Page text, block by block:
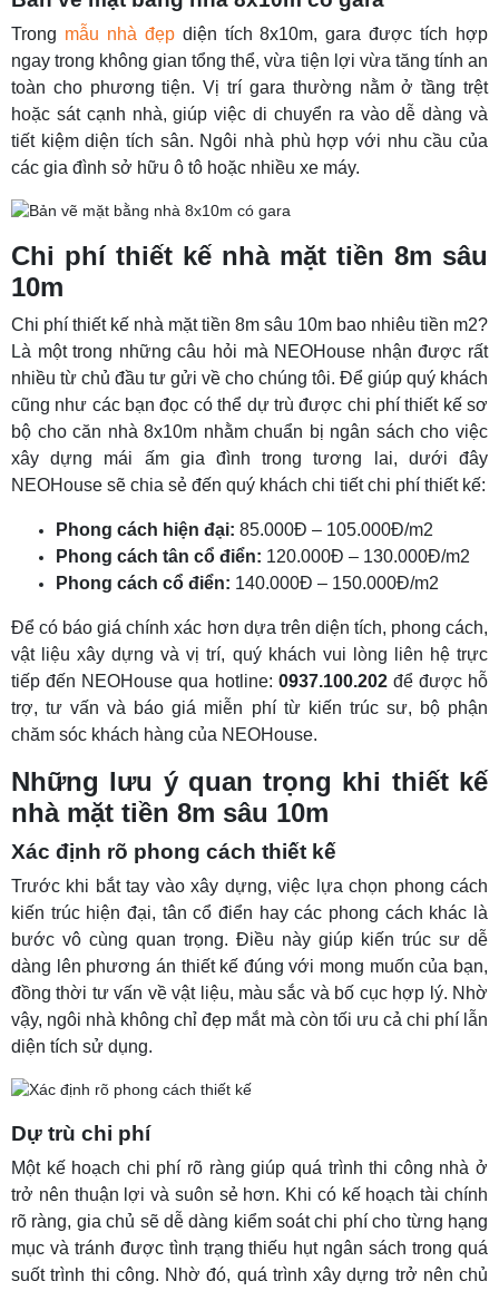
Trong mẫu nhà đẹpdiện tích 8x10m, gara được tích hợp
ngay trong không gian tổng thể, vừa tiện lợi vừa tăng tính an
toàn cho phương tiện. Vị trí gara thường nằm ở tầng trệt
hoặc sát cạnh nhà, giúp việc di chuyển ra vào dễ dàng và
tiết kiệm diện tích sân. Ngôi nhà phù hợp với nhu cầu của
các gia đình sở hữu ô tô hoặc nhiều xe máy.
Chi phí thiết kế nhà mặt tiền 8m sâu
10m
Chi phí thiết kế nhà mặt tiền 8m sâu 10m bao nhiêu tiền m2?
Là một trong những câu hỏi mà NEOHouse nhận được rất
nhiều từ chủ đầu tư gửi về cho chúng tôi. Để giúp quý khách
cũng như các bạn đọc có thể dự trù được chi phí thiết kế sơ
bộ cho căn nhà 8x10m nhằm chuẩn bị ngân sách cho việc
xây dựng mái ấm gia đình trong tương lai, dưới đây
NEOHouse sẽ chia sẻ đến quý khách chi tiết chi phí thiết kế:
Phong cách hiện đại: 85.000Đ – 105.000Đ/m2
Phong cách tân cổ điển: 120.000Đ – 130.000Đ/m2
Phong cách cổ điển: 140.000Đ – 150.000Đ/m2
Để có báo giá chính xác hơn dựa trên diện tích, phong cách,
vật liệu xây dựng và vị trí, quý khách vui lòng liên hệ trực
tiếp đến NEOHouse qua hotline: 0937.100.202để được hỗ
trợ, tư vấn và báo giá miễn phí từ kiến trúc sư, bộ phận
chăm sóc khách hàng của NEOHouse.
Những lưu ý quan trọng khi thiết kế
nhà mặt tiền 8m sâu 10m
Xác định rõ phong cách thiết kế
Trước khi bắt tay vào xây dựng, việc lựa chọn phong cách
kiến trúc hiện đại, tân cổ điển hay các phong cách khác là
bước vô cùng quan trọng. Điều này giúp kiến trúc sư dễ
dàng lên phương án thiết kế đúng với mong muốn của bạn,
đồng thời tư vấn về vật liệu, màu sắc và bố cục hợp lý. Nhờ
vậy, ngôi nhà không chỉ đẹp mắt mà còn tối ưu cả chi phí lẫn
diện tích sử dụng.
Dự trù chi phí
Một kế hoạch chi phí rõ ràng giúp quá trình thi công nhà ở
trở nên thuận lợi và suôn sẻ hơn. Khi có kế hoạch tài chính
rõ ràng, gia chủ sẽ dễ dàng kiểm soát chi phí cho từng hạng
mục và tránh được tình trạng thiếu hụt ngân sách trong quá
suốt trình thi công. Nhờ đó, quá trình xây dựng trở nên chủ